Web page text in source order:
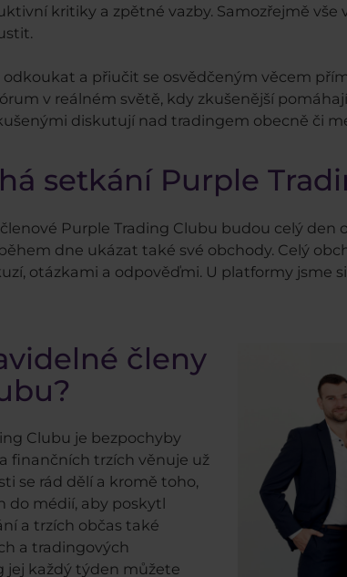
kritiky a zpětné vazby. Samozřejmě vše
a přiučit se osvědčeným věcem
v reálném světě, kdy zkušenější
diskutují nad tradingem obecně či
setkání Purple
Purple Trading Clubu budou celý
dne ukázat také své obchody. Celý
otázkami a odpověďmi. U platformy jsme
členy
Clubu je bezpochyby
finančních trzích věnuje už
se rád dělí a kromě toho,
do médií, aby poskytl
a trzích občas také
a tradingových
jej každý týden můžete